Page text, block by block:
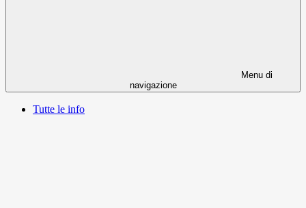
Menu di
navigazione
Tutte le info